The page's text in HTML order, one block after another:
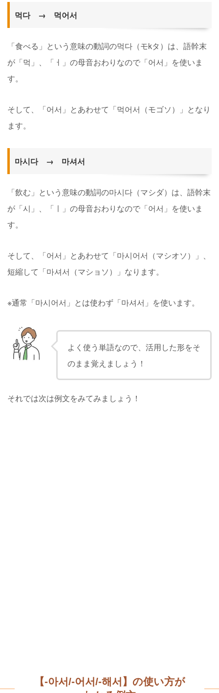
먹다 → 먹어서
「食べる」という意味の動詞の먹다（モkタ）は、語幹末
が「먹」、「ㅓ」の母音おわりなので「어서」を使いま
す。
そして、「어서」とあわせて「먹어서（モゴソ）」となり
ます。
마시다 → 마셔서
「飲む」という意味の動詞の마시다（マシダ）は、語幹末
が「시」、「ㅣ」の母音おわりなので「어서」を使いま
す。
そして、「어서」とあわせて「마시어서（マシオソ）」、
短縮して「마셔서（マショソ）」なります。
※通常「마시어서」とは使わず「마셔서」を使います。
よく使う単語なので、活用した形をそ
のまま覚えましょう！
それでは次は例文をみてみましょう！
【-아서/-어서/-해서】の使い方が